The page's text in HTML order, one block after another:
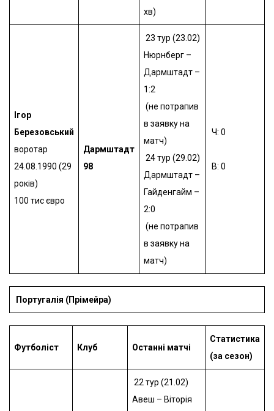
хв)
Ігор
Березовський
воротар
24.08.1990 (29
років)
100 тис євро
Дармштадт
98
23 тур (23.02)
Нюрнберг –
Дармштадт –
1:2
(не потрапив
в заявку на
матч)
24 тур (29.02)
Дармштадт –
Гайденгайм –
2:0
(не потрапив
в заявку на
матч)
Ч: 0
В: 0
Португалія (Прімейра)
Футболіст Клуб Останні матчі
Статистика
(за сезон)
22 тур (21.02)
Авеш – Віторія